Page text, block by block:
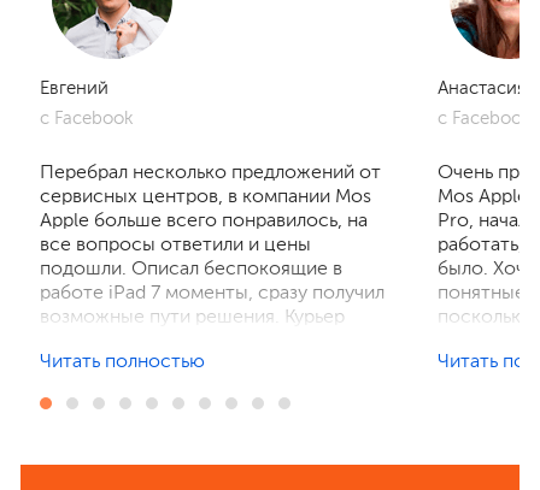
Евгений
с Facebook
Перебрал несколько предложений от
сервисных центров, в компании Mos
Apple больше всего понравилось, на
все вопросы ответили и цены
подошли. Описал беспокоящие в
работе iPad 7 моменты, сразу получил
возможные пути решения. Курьер
отзвонились по итогам осмотра,
порадовал, без лишнего ожидания и
рекомендовать всем знакомым.
Читать полностью
Анастасия
с Facebook
Очень
Mos
Pro, начал
работать,
было. Хочу
понятные
поскольку
Читать